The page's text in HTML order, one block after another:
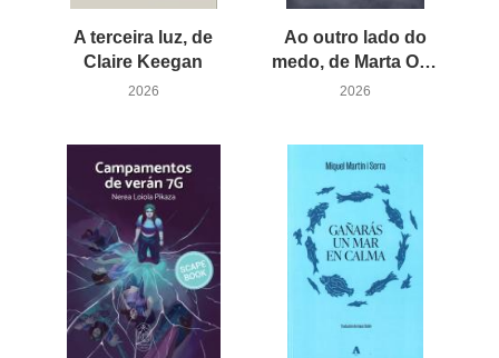
A terceira luz, de
Claire Keegan
2026
Ao outro lado do
medo, de Marta Orriols
2026